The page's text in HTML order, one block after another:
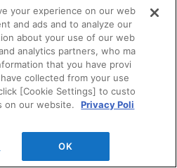
イト
your experience on our web
and ads and to analyze our
about your use of our web
analytics partners, who ma
that you have provi
collected from your use
[Cookie Settings] to custo
on our website.
Privacy Poli
OK